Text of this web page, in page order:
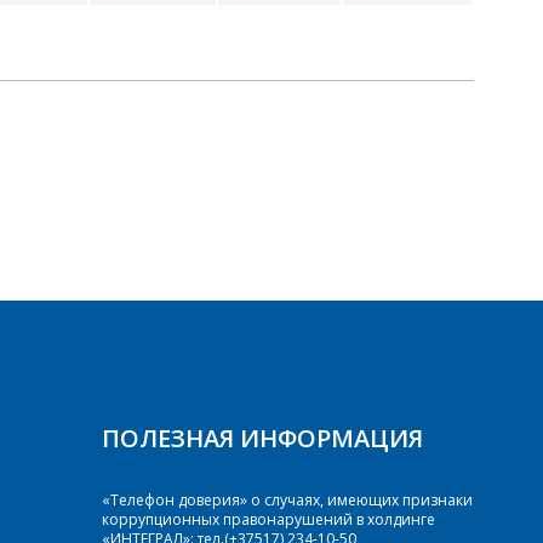
ПОЛЕЗНАЯ ИНФОРМАЦИЯ
«Телефон доверия» о случаях, имеющих признаки
коррупционных правонарушений в холдинге
«ИНТЕГРАЛ»: тел.(+37517) 234-10-50